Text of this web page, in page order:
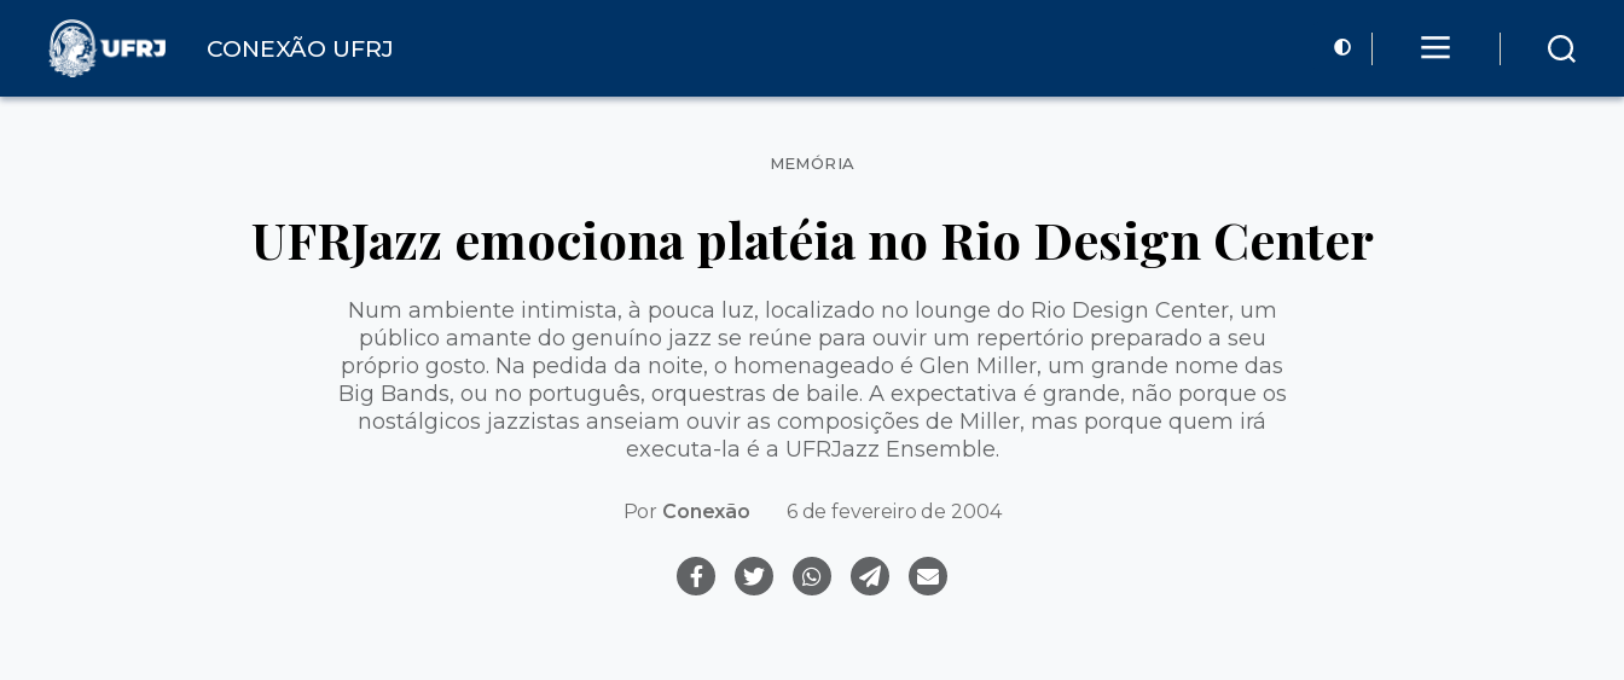
CONEXÃO UFRJ
Categorias
MEMÓRIA
UFRJazz emociona platéia no Rio Design Center
Num ambiente intimista, à pouca luz, localizado no lounge do Rio Design Center, um
público amante do genuíno jazz se reúne para ouvir um repertório preparado a seu
próprio gosto. Na pedida da noite, o homenageado é Glen Miller, um grande nome das
Big Bands, ou no português, orquestras de baile. A expectativa é grande, não porque os
nostálgicos jazzistas anseiam ouvir as composições de Miller, mas porque quem irá
executa-la é a UFRJazz Ensemble.
Por Conexão 6 de fevereiro de 2004